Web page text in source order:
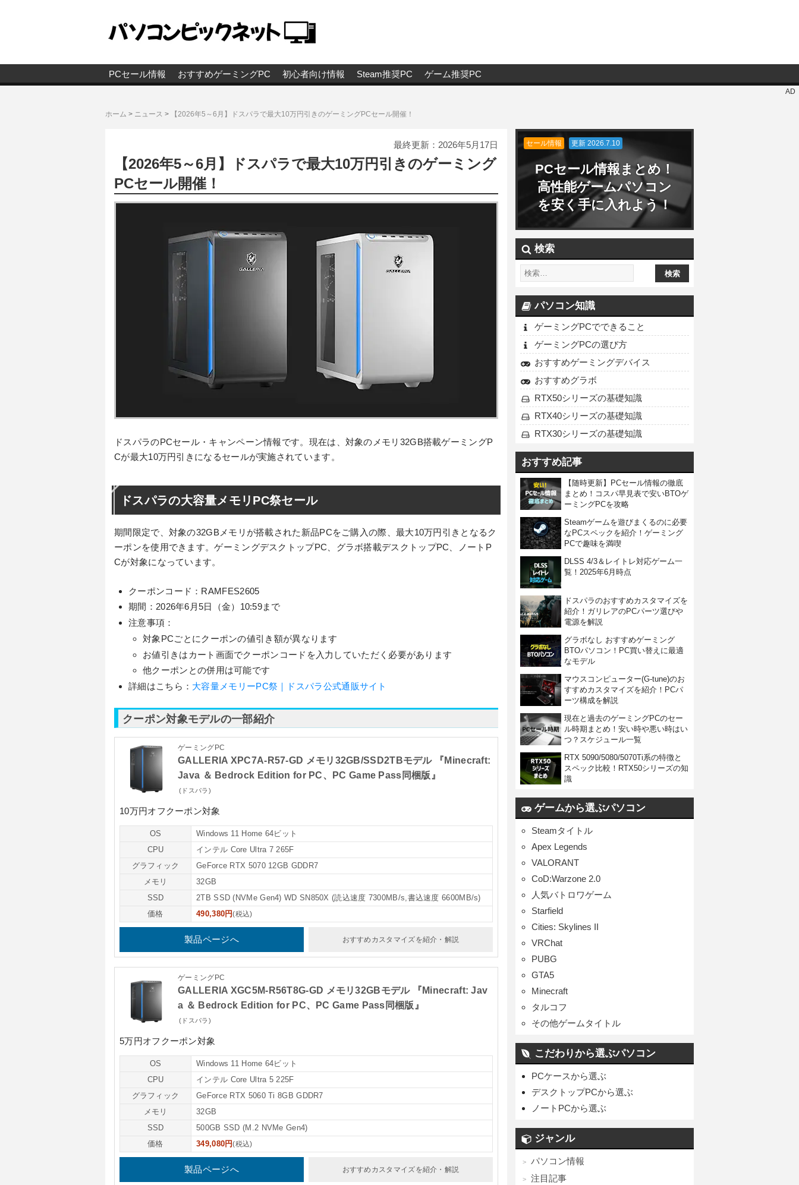
PCセール情報 おすすめゲーミングPC 初心者向け情報 Steam推奨PC ゲーム推奨PC
AD
ホーム > ニュース > 【2026年5～6月】ドスパラで最大10万円引きのゲーミングPCセール開催！
最終更新： 2026年5月17日
【2026年5～6月】ドスパラで最大10万円引きのゲーミング
PCセール開催！
ドスパラのPCセール・キャンペーン情報です。現在は、対象のメモリ32GB搭載ゲーミングP
Cが最大10万円引きになるセールが実施されています。
ドスパラの大容量メモリPC祭セール
期間限定で、対象の32GBメモリが搭載された新品PCをご購入の際、最大10万円引きとなるク
ーポンを使用できます。ゲーミングデスクトップPC、グラボ搭載デスクトップPC、ノートP
Cが対象になっています。
クーポンコード：RAMFES2605
期間：2026年6月5日（金）10:59まで
注意事項：
対象PCごとにクーポンの値引き額が異なります
お値引きはカート画面でクーポンコードを入力していただく必要があります
他クーポンとの併用は可能です
詳細はこちら： 大容量メモリーPC祭｜ドスパラ公式通販サイト
クーポン対象モデルの一部紹介
ゲーミングPC
GALLERIA XPC7A-R57-GD メモリ32GB/SSD2TBモデル 『Minecraft:
Java ＆ Bedrock Edition for PC、PC Game Pass同梱版』
(ドスパラ)
10万円オフクーポン対象
OS
Windows 11 Home 64ビット
CPU
インテル Core Ultra 7 265F
グラフィック
GeForce RTX 5070 12GB GDDR7
メモリ
32GB
SSD
2TB SSD (NVMe Gen4) WD SN850X (読込速度 7300MB/s,書込速度 6600MB/s)
価格
490,380円(税込)
製品ページへ おすすめカスタマイズを紹介・解説
ゲーミングPC
GALLERIA XGC5M-R56T8G-GD メモリ32GBモデル 『Minecraft: Jav
a ＆ Bedrock Edition for PC、PC Game Pass同梱版』
(ドスパラ)
5万円オフクーポン対象
OS
Windows 11 Home 64ビット
CPU
インテル Core Ultra 5 225F
グラフィック
GeForce RTX 5060 Ti 8GB GDDR7
メモリ
32GB
SSD
500GB SSD (M.2 NVMe Gen4)
価格
349,080円(税込)
製品ページへ おすすめカスタマイズを紹介・解説
セール情報 更新 2026.7.10
PCセール情報まとめ！
高性能ゲームパソコン
を安く手に入れよう！
検索
パソコン知識
ゲーミングPCでできること
ゲーミングPCの選び方
おすすめゲーミングデバイス
おすすめグラボ
RTX50シリーズの基礎知識
RTX40シリーズの基礎知識
RTX30シリーズの基礎知識
おすすめ記事
【随時更新】PCセール情報の徹底
まとめ！コスパ早見表で安いBTOゲ
ーミングPCを攻略
Steamゲームを遊びまくるのに必要
なPCスペックを紹介！ゲーミング
PCで趣味を満喫
DLSS 4/3＆レイトレ対応ゲーム一
覧！2025年6月時点
ドスパラのおすすめカスタマイズを
紹介！ガリレアのPCパーツ選びや
電源を解説
グラボなし おすすめゲーミング
BTOパソコン！PC買い替えに最適
なモデル
マウスコンピューター(G-tune)のお
すすめカスタマイズを紹介！PCパ
ーツ構成を解説
現在と過去のゲーミングPCのセー
ル時期まとめ！安い時や悪い時はい
つ？スケジュール一覧
RTX 5090/5080/5070Ti系の特徴と
スペック比較！RTX50シリーズの知
識
ゲームから選ぶパソコン
Steamタイトル
Apex Legends
VALORANT
CoD:Warzone 2.0
人気バトロワゲーム
Starfield
Cities: Skylines II
VRChat
PUBG
GTA5
Minecraft
タルコフ
その他ゲームタイトル
こだわりから選ぶパソコン
PCケースから選ぶ
デスクトップPCから選ぶ
ノートPCから選ぶ
ジャンル
パソコン情報
注目記事